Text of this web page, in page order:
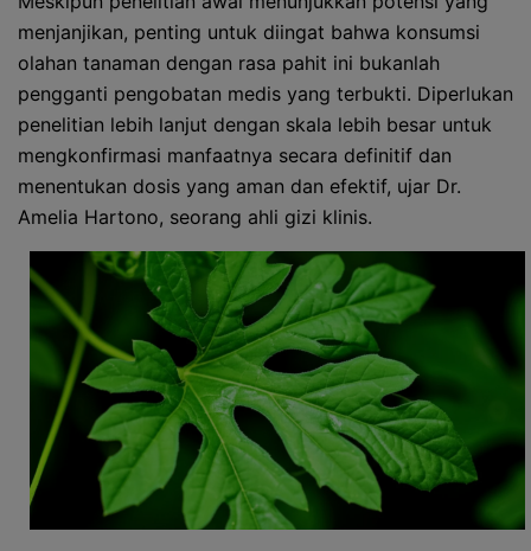
menjanjikan, penting untuk diingat bahwa konsumsi
olahan tanaman dengan rasa pahit ini bukanlah
pengganti pengobatan medis yang terbukti. Diperlukan
penelitian lebih lanjut dengan skala lebih besar untuk
mengkonfirmasi manfaatnya secara definitif dan
menentukan dosis yang aman dan efektif, ujar Dr.
Amelia Hartono, seorang ahli gizi klinis.